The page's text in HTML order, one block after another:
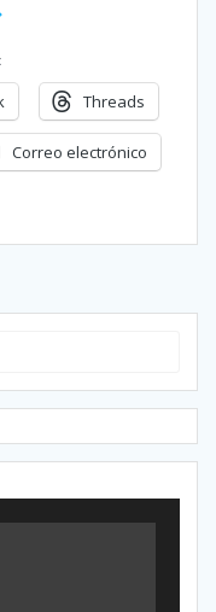
Threads
Correo electrónico